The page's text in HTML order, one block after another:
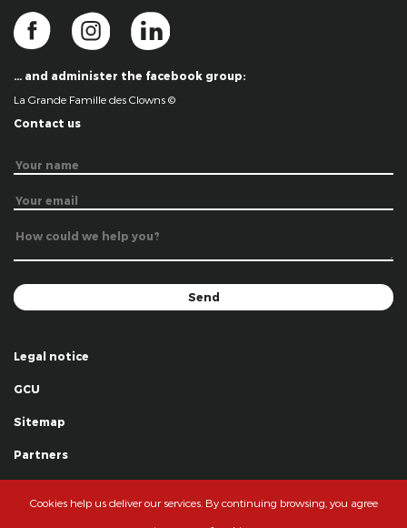
… and administer the facebook group:
La Grande Famille des Clowns ©
Contact us
Legal notice
GCU
Sitemap
Partners
Cookies help us deliver our services. By continuing browsing, you agree